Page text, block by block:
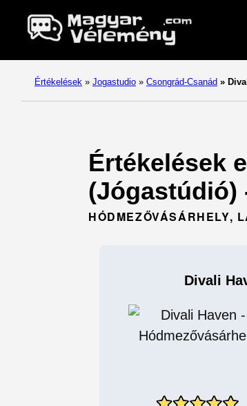
Értékelések » Jogastudio » Csongrád-Csanád »
Értékelések
(Jógastúdió)
HÓDMEZŐVÁSÁRHELY,
Divali